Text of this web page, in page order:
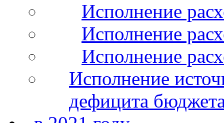
Исполнение
Исполнение
Исполнение
Исполнение
дефицита